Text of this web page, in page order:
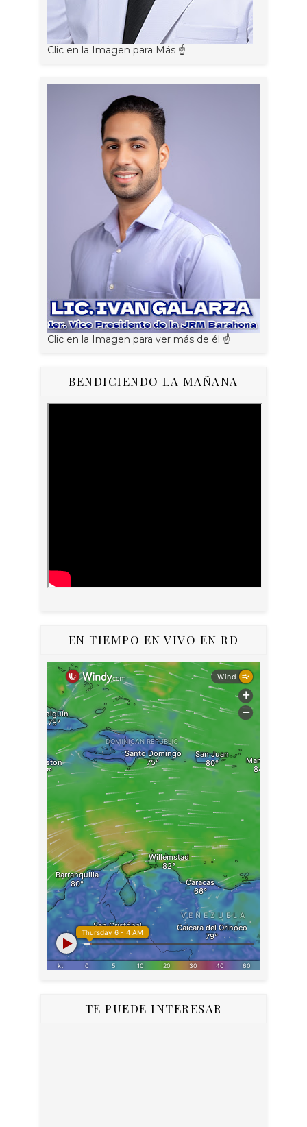
Clic en la Imagen para Más ☝
Clic en la Imagen para ver más de él ☝
BENDICIENDO LA MAÑANA
EN TIEMPO EN VIVO EN RD
TE PUEDE INTERESAR